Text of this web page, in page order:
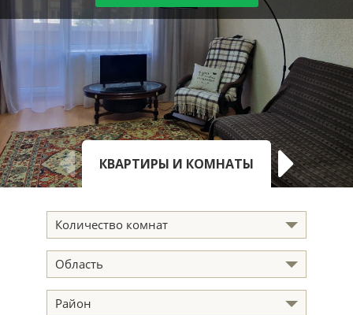
СМОТРЕТЬ ОБЪЯВЛЕНИЕ
КВАРТИРЫ И КОМНАТЫ ДОМА,
Количество комнат
Область
Район